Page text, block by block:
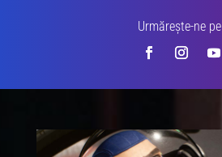
Urmărește-ne pe